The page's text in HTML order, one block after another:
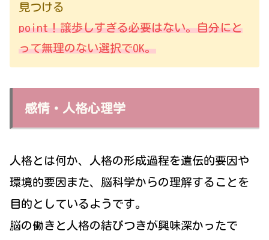
見つける
point！譲歩しすぎる必要はない。自分にと
って無理のない選択でOK。
感情・人格心理学
人格とは何か、人格の形成過程を遺伝的要因や
環境的要因また、脳科学からの理解することを
目的としているようです。
脳の働きと人格の結びつきが興味深かったで